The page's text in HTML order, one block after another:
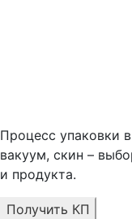
Процесс упаковки
вакуум, скин –
и продукта.
Получить КП